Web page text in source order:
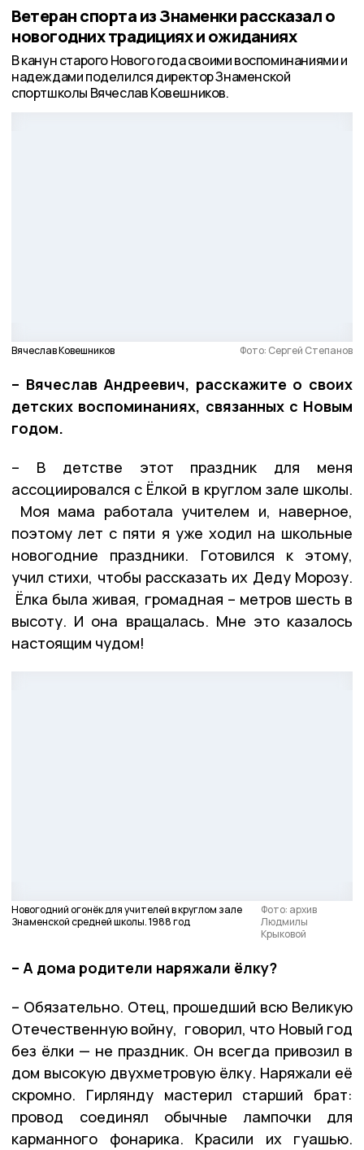
Ветеран спорта из Знаменки рассказал о
новогодних традициях и ожиданиях
В канун старого Нового года своими воспоминаниями и
надеждами поделился директор Знаменской
спортшколы Вячеслав Ковешников.
Вячеслав Ковешников Фото: Сергей Степанов
– Вячеслав Андреевич, расскажите о своих
детских воспоминаниях, связанных с Новым
годом.
– В детстве этот праздник для меня
ассоциировался с Ёлкой в круглом зале школы.
Моя мама работала учителем и, наверное,
поэтому лет с пяти я уже ходил на школьные
новогодние праздники. Готовился к этому,
учил стихи, чтобы рассказать их Деду Морозу.
Ёлка была живая, громадная – метров шесть в
высоту. И она вращалась. Мне это казалось
настоящим чудом!
Новогодний огонёк для учителей в круглом зале
Знаменской средней школы. 1988 год
Фото: архив
Людмилы
Крыковой
– А дома родители наряжали ёлку?
– Обязательно. Отец, прошедший всю Великую
Отечественную войну, говорил, что Новый год
без ёлки — не праздник. Он всегда привозил в
дом высокую двухметровую ёлку. Наряжали её
скромно. Гирлянду мастерил старший брат:
провод соединял обычные лампочки для
карманного фонарика. Красили их гуашью.